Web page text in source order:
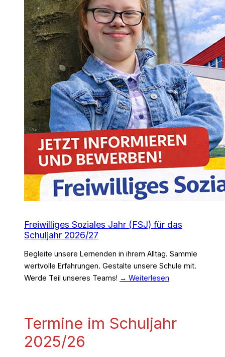
Freiwilliges Soziales Jahr (FSJ) für das
Schuljahr 2026/27
Begleite unsere Lernenden in ihrem Alltag. Sammle
wertvolle Erfahrungen. Gestalte unsere Schule mit.
Werde Teil unseres Teams! → Weiterlesen
Termine im Schuljahr
2025/26